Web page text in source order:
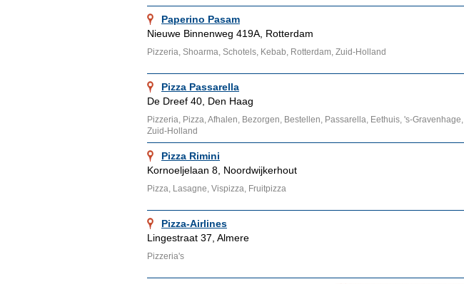
Paperino Pasam
Nieuwe Binnenweg 419A, Rotterdam
Pizzeria, Shoarma, Schotels, Kebab, Rotterdam, Zuid-Holland
Pizza Passarella
De Dreef 40, Den Haag
Pizzeria, Pizza, Afhalen, Bezorgen, Bestellen, Passarella, Eethuis, 's-Gravenhage,
Zuid-Holland
Pizza Rimini
Kornoeljelaan 8, Noordwijkerhout
Pizza, Lasagne, Vispizza, Fruitpizza
Pizza-Airlines
Lingestraat 37, Almere
Pizzeria's